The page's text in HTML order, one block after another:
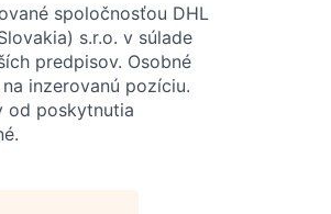
spoločnosťou DHL
s.r.o. v súlade
predpisov. Osobné
inzerovanú pozíciu.
od poskytnutia